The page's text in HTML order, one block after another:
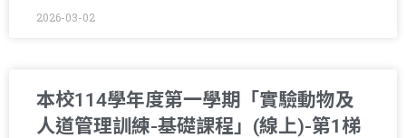
2026-03-02
本校114學年度第一學期「實驗動物及
人道管理訓練-基礎課程」(線上)-第1梯